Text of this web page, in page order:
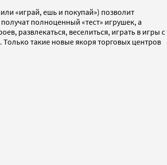
«играй, ешь и покупай») позволит
полноценный «тест» игрушек, а
развлекаться, веселиться, играть в игры с
такие новые якоря торговых центров